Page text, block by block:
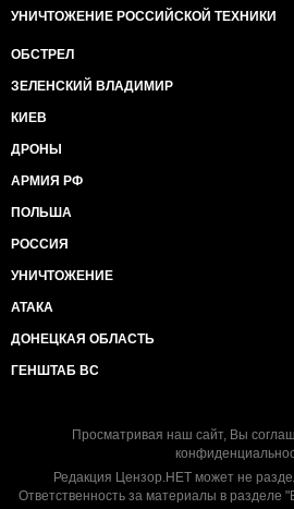
УНИЧТОЖЕНИЕ РОССИЙСКОЙ ТЕХНИКИ
ОБСТРЕЛ
ЗЕЛЕНСКИЙ ВЛАДИМИР
КИЕВ
ДРОНЫ
АРМИЯ РФ
ПОЛЬША
РОССИЯ
УНИЧТОЖЕНИЕ
АТАКА
ДОНЕЦКАЯ ОБЛАСТЬ
ГЕНШТАБ ВС
Просматривая наш сайт, Вы
Редакция Цензор.НЕТ может не
Ответственность за материалы в разделе